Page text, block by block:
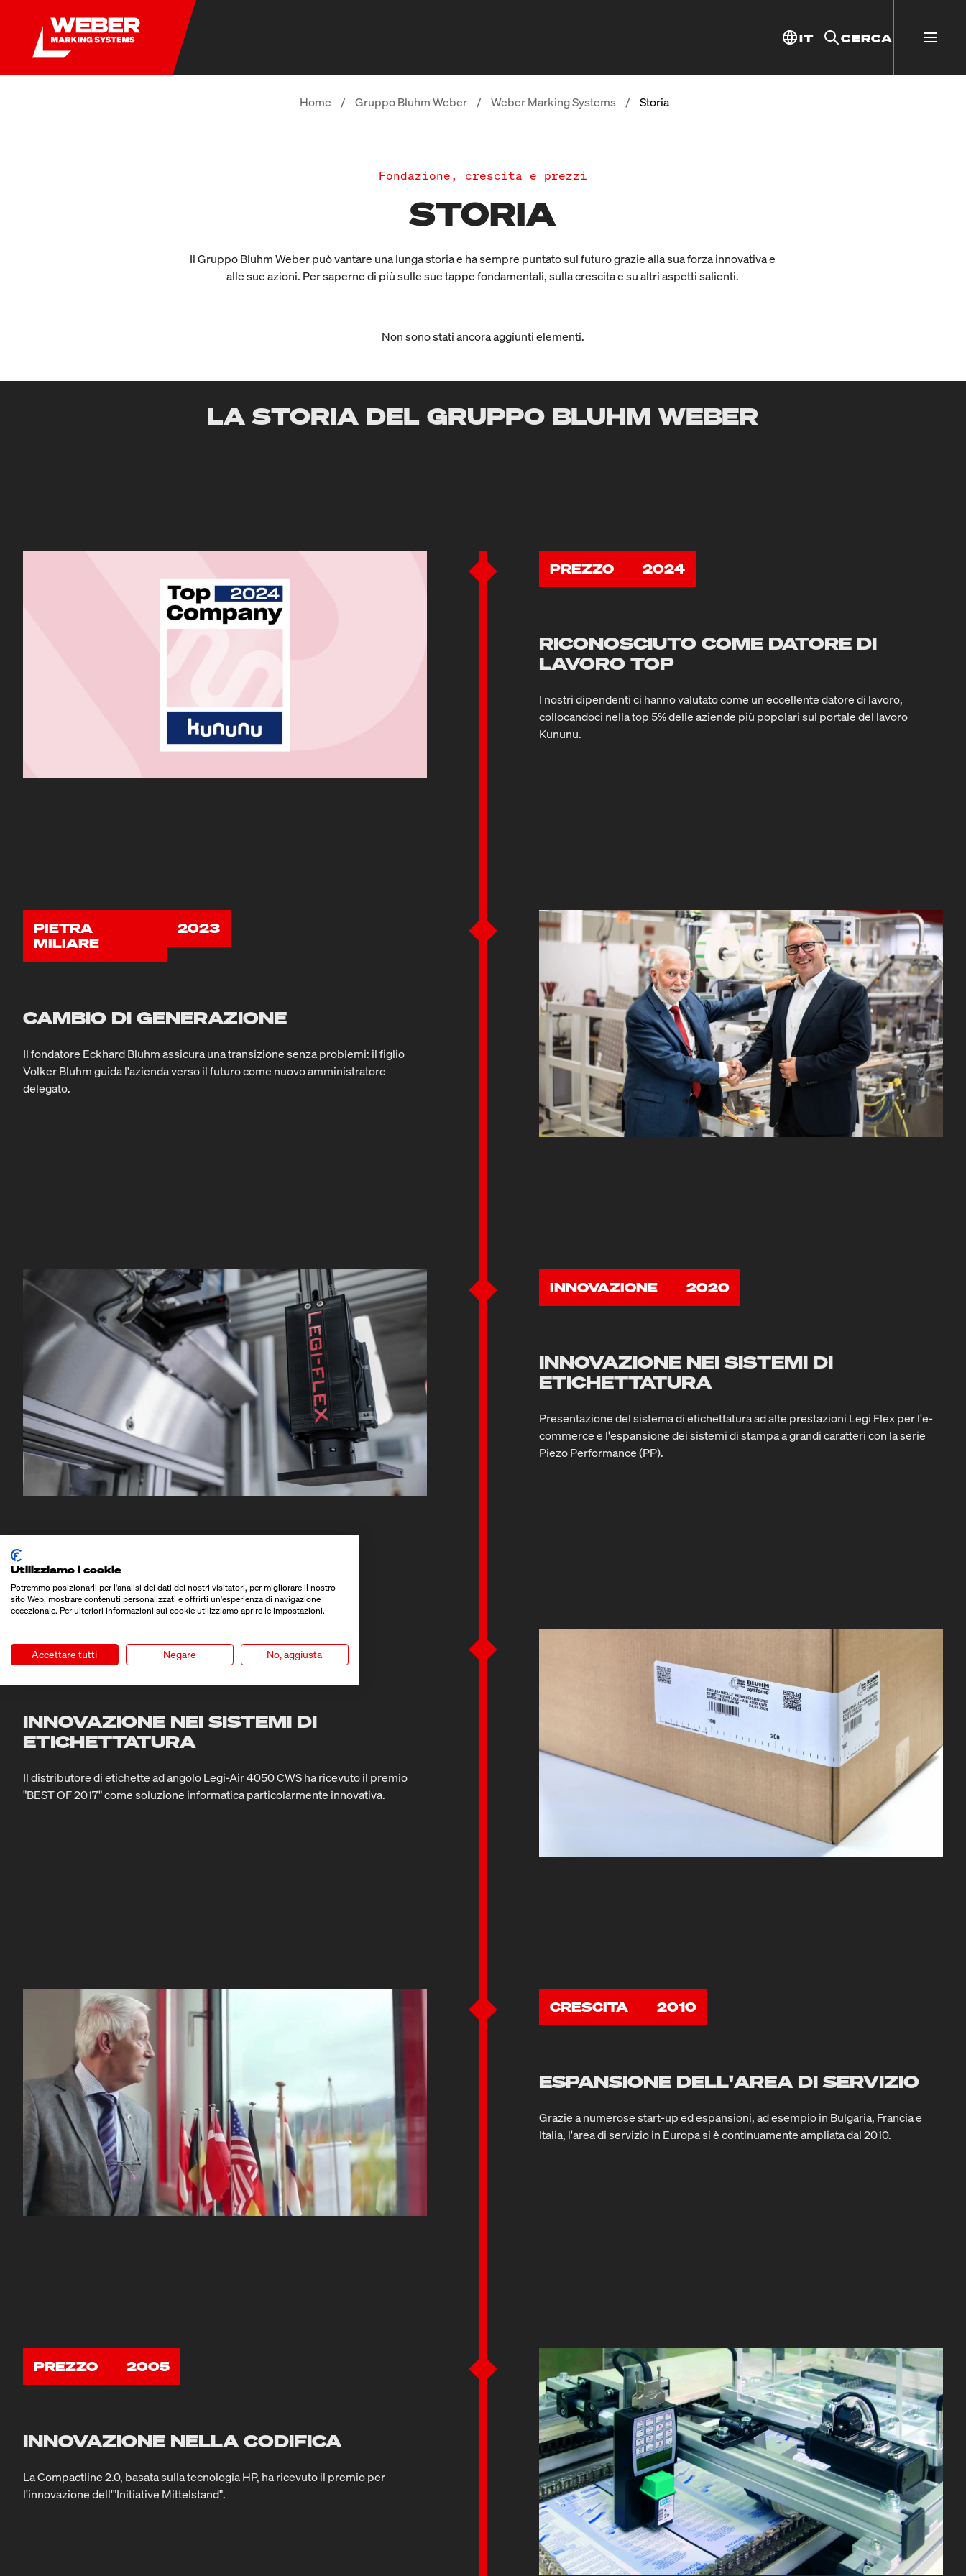
IT CERCA
Home / Gruppo Bluhm Weber / Weber Marking Systems / Storia
Fondazione, crescita e prezzi
STORIA
Il Gruppo Bluhm Weber può vantare una lunga storia e ha sempre puntato sul futuro grazie alla sua forza innovativa e
alle sue azioni. Per saperne di più sulle sue tappe fondamentali, sulla crescita e su altri aspetti salienti.
Non sono stati ancora aggiunti elementi.
LA STORIA DEL GRUPPO BLUHM WEBER
PREZZO 2024
RICONOSCIUTO COME DATORE DI
LAVORO TOP
I nostri dipendenti ci hanno valutato come un eccellente datore di lavoro,
collocandoci nella top 5% delle aziende più popolari sul portale del lavoro
Kununu.
PIETRA
MILIARE
2023
CAMBIO DI GENERAZIONE
Il fondatore Eckhard Bluhm assicura una transizione senza problemi: il figlio
Volker Bluhm guida l'azienda verso il futuro come nuovo amministratore
delegato.
INNOVAZIONE 2020
INNOVAZIONE NEI SISTEMI DI
ETICHETTATURA
Presentazione del sistema di etichettatura ad alte prestazioni Legi Flex per l'e-
commerce e l'espansione dei sistemi di stampa a grandi caratteri con la serie
Piezo Performance (PP).
PREZZO 2017
INNOVAZIONE NEI SISTEMI DI
ETICHETTATURA
Il distributore di etichette ad angolo Legi-Air 4050 CWS ha ricevuto il premio
"BEST OF 2017" come soluzione informatica particolarmente innovativa.
CRESCITA 2010
ESPANSIONE DELL'AREA DI SERVIZIO
Grazie a numerose start-up ed espansioni, ad esempio in Bulgaria, Francia e
Italia, l'area di servizio in Europa si è continuamente ampliata dal 2010.
PREZZO 2005
INNOVAZIONE NELLA CODIFICA
La Compactline 2.0, basata sulla tecnologia HP, ha ricevuto il premio per
l'innovazione dell'"Initiative Mittelstand".
Utilizziamo i cookie
Potremmo posizionarli per l'analisi dei dati dei nostri visitatori, per migliorare il nostro
sito Web, mostrare contenuti personalizzati e offrirti un'esperienza di navigazione
eccezionale. Per ulteriori informazioni sui cookie utilizziamo aprire le impostazioni.
Accettare tutti Negare No, aggiusta